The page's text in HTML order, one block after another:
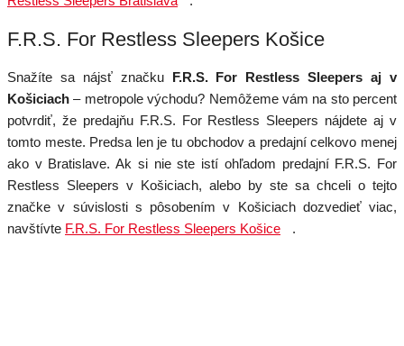
F.R.S. For Restless Sleepers Košice
Snažíte sa nájsť značku F.R.S. For Restless Sleepers aj v
Košiciach – metropole východu? Nemôžeme vám na sto percent
potvrdiť, že predajňu F.R.S. For Restless Sleepers nájdete aj v
tomto meste. Predsa len je tu obchodov a predajní celkovo menej
ako v Bratislave. Ak si nie ste istí ohľadom predajní F.R.S. For
Restless Sleepers v Košiciach, alebo by ste sa chceli o tejto
značke v súvislosti s pôsobením v Košiciach dozvedieť viac,
navštívte F.R.S. For Restless Sleepers Košice .